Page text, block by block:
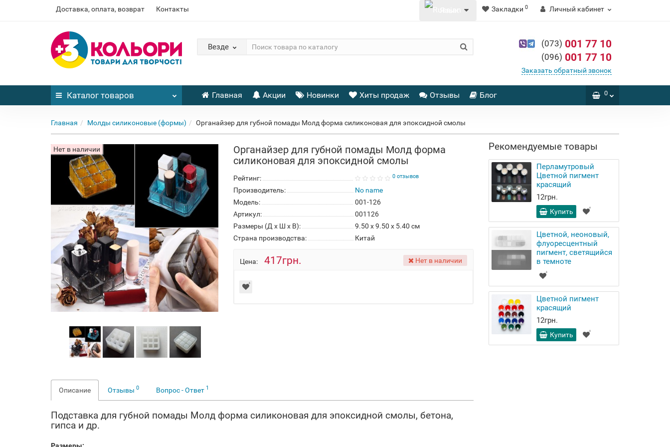
Доставка, оплата, возврат Контакты Закладки 0 Личный кабинет
Везде (073) 001 77 10
(096) 001 77 10
Заказать обратный звонок
Каталог товаров Главная Акции Новинки Хиты продаж Отзывы Блог 0
Главная Молды силиконовые (формы) Органайзер для губной помады Молд форма силиконовая для эпоксидной смолы
Нет в наличии
Органайзер для губной помады Молд форма
силиконовая для эпоксидной смолы
Рейтинг: 0 отзывов
Производитель:
No name
Модель:
001-126
Артикул:
001126
Размеры (Д x Ш x В):
9.50 x 9.50 x 5.40 см
Страна производства:
Китай
Цена: 417грн. Нет в наличии
Описание Отзывы 0 Вопрос - Ответ 1
Подставка для губной помады Молд форма силиконовая для эпоксидной смолы, бетона,
гипса и др.
Размеры:
Рекомендуемые товары
Перламутровый
Цветной пигмент
красящий
12грн.
Купить
Цветной, неоновый,
флуоресцентный
пигмент, светящийся
в темноте
Цветной пигмент
красящий
12грн.
Купить